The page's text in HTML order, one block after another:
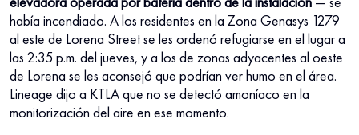
había incendiado. A los residentes en la Zona Genasys 1279
al este de Lorena Street se les ordenó refugiarse en el lugar a
las 2:35 p.m. del jueves, y a los de zonas adyacentes al oeste
de Lorena se les aconsejó que podrían ver humo en el área.
Lineage dijo a KTLA que no se detectó amoníaco en la
monitorización del aire en ese momento.